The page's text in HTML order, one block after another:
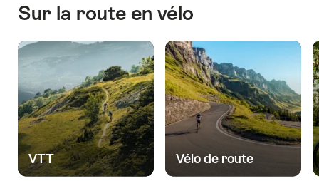
Sur la route en vélo
VTT Vélo de route